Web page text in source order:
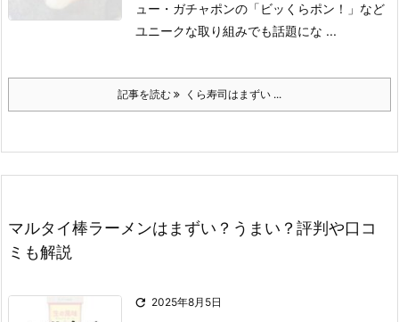
ュー ・ガチャポンの「ビッくらポン！」 など
ユニークな取り組みでも話題にな ...
記事を読む くら寿司はまずい ...
マルタイ棒ラーメンはまずい？うまい？評判や口コ
ミも解説
 2025年8月5日